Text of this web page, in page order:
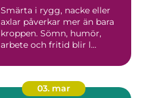
Smärta i rygg, nacke eller
axlar påverkar mer än bara
kroppen. Sömn, humör,
arbete och fritid blir l...
03. mar